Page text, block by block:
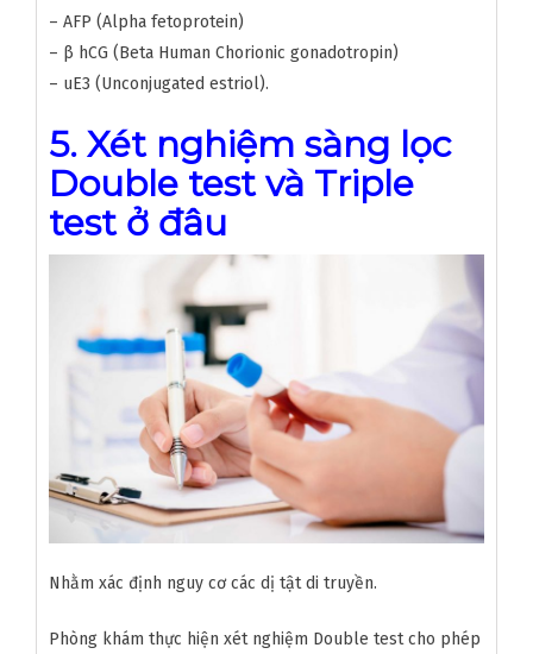
– AFP (Alpha fetoprotein)
– β hCG (Beta Human Chorionic gonadotropin)
– uE3 (Unconjugated estriol).
5. Xét nghiệm sàng lọc
Double test và Triple
test ở đâu
Nhằm xác định nguy cơ các dị tật di truyền.
Phòng khám thực hiện xét nghiệm Double test cho phép